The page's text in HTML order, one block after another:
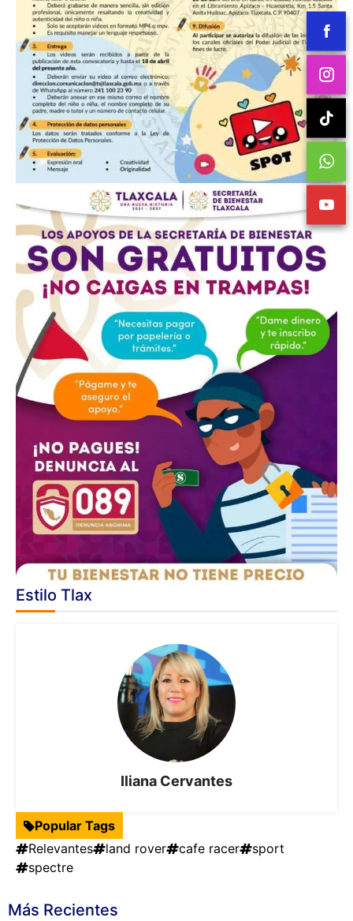
Estilo Tlax
Iliana Cervantes
Popular Tags
Relevantes
land rover cafe racer
sport
spectre
Más Recientes